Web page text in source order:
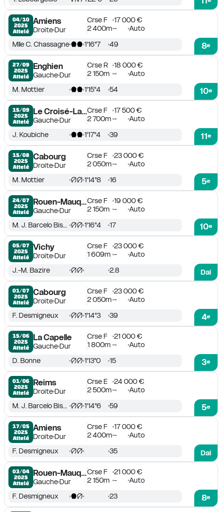
04/10
2025
Attelé
Amiens
DroiteDur
Crse F
17 000 €
2 400m - Auto
8e
Mlle C. Chassagne 1'16''7 49
27/09
2025
Attelé
Enghien
GaucheDur
Crse R
18 000 €
2 150m - Auto
10e
M. Mottier 1'15''4 54
15/09
2025
Attelé
Le Croisé-Laroche
GaucheDur
Crse F
17 500 €
2 700m - Auto
11e
J. Koubiche 1'17''4 39
15/08
2025
Attelé
Cabourg
DroiteDur
Crse F
23 000 €
2 050m - Auto
5e
M. Mottier 1'14''8 16
24/07
2025
Attelé
Rouen-Mauquenchy
GaucheDur
Crse F
19 000 €
2 150m - Auto
10e
M. J. Barcelo Bisquerra1'16''4 17
05/07
2025
Attelé
Vichy
DroiteDur
Crse F
23 000 €
1 609m -
Auto
Dai
J.-M. Bazire 2.8
01/07
2025
Attelé
Cabourg
DroiteDur
Crse F
23 000 €
2 050m - Auto
4e
F. Desmigneux 1'14''3 39
15/06
2025
Attelé
La Capelle
GaucheDur
Crse F
21 000 €
1 800m - Auto
3e
D. Bonne 1'13''0 15
01/06
2025
Attelé
Reims
DroiteDur
Crse E
24 000 €
2 500m - Auto
5e
M. J. Barcelo Bisquerra1'14''6 59
17/05
2025
Attelé
Amiens
DroiteDur
Crse F
17 000 €
2 400m -
Auto
Dai
F. Desmigneux 35
03/04
2025
Attelé
Rouen-Mauquenchy
GaucheDur
Crse F
21 000 €
2 150m - Auto
8e
F. Desmigneux 23